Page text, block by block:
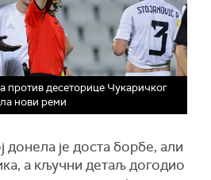
против десеторице Чукаричког
нови реми
донела је доста борбе, али
а кључни детаљ догодио